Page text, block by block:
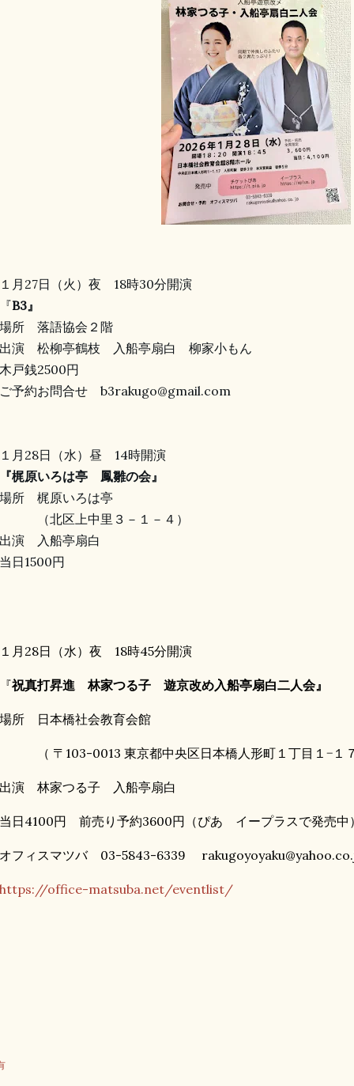
月27日 （火）夜 18時30分開演
B3』
所 落語協会２階
演 松柳亭鶴枝 入船亭扇白 柳家小もん
戸銭2500円
予約お問合せ b3rakugo@gmail.com
月28日（水）昼 14時開演
『梶原いろは亭 鳳雛の会』
所 梶原いろは亭
北区上中里３－１－４）
演 入船亭扇白
日1500円
月28日（水）夜 18時45分開演
祝真打昇進 林家つる子 遊京改め入船亭扇白二人会』
所 日本橋社会教育会館
〒103-0013 東京都中央区日本橋人形町１丁目１−１７
演 林家つる子 入船亭扇白
日4100円 前売り予約3600円（ぴあ イープラスで発売中）
フィスマツバ 03-5843-6339
https://office-matsuba.net/eventlist/